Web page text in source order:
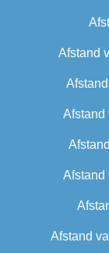
Afstand
Afstand
Afstand
Afstand